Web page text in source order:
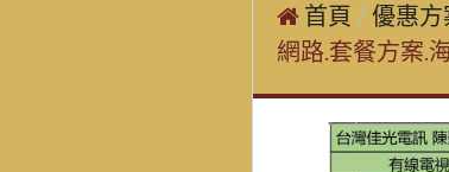
首頁 優惠方
網路.套餐方案.